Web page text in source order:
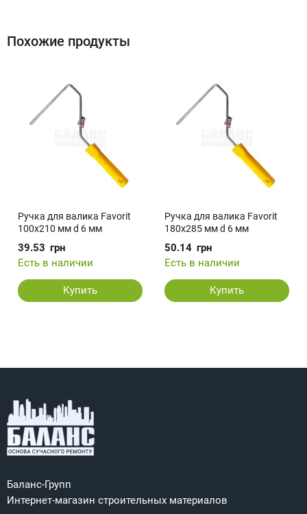
Похожие продукты
Ручка для валика Favorit
100х210 мм d 6 мм
39.53 грн
Есть в наличии
Купить
Ручка для валика Favorit
180х285 мм d 6 мм
50.14 грн
Есть в наличии
Купить
Баланс-Групп
Интернет-магазин строительных материалов